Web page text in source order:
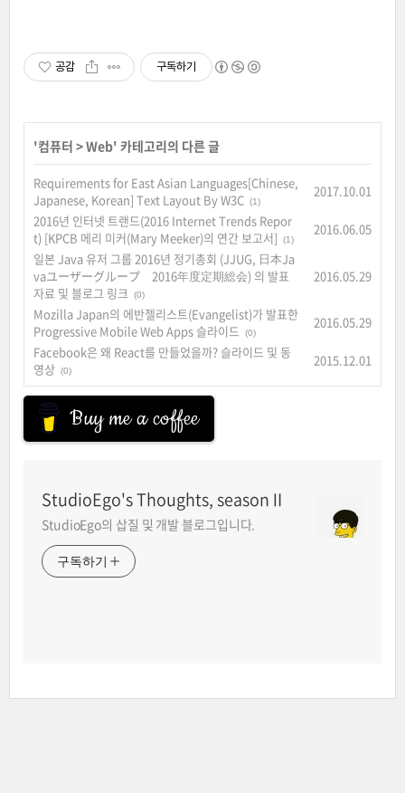
공감 구독하기
'컴퓨터 >Web' 카테고리의 다른 글
Requirements for East Asian Languages[Chinese,
Japanese, Korean] Text Layout By W3C (1)
2017.10.01
2016년 인터넷 트랜드(2016 Internet Trends Repor
t) [KPCB 메리 미커(Mary Meeker)의 연간 보고서]
(1)
2016.06.05
일본 Java 유저 그룹 2016년 정기총회 (JJUG, 日本Ja
vaユーザーグループ 2016年度定期総会) 의 발표
자료 및 블로그 링크
(0)
2016.05.29
Mozilla Japan의 에반젤리스트(Evangelist)가 발표한
Progressive Mobile Web Apps 슬라이드
(0)
2016.05.29
Facebook은 왜 React를 만들었을까? 슬라이드 및 동
영상 (0)
2015.12.01
Buy me a coffee
StudioEgo's Thoughts, seasonⅡ
StudioEgo의 삽질 및 개발 블로그입니다.
구독하기